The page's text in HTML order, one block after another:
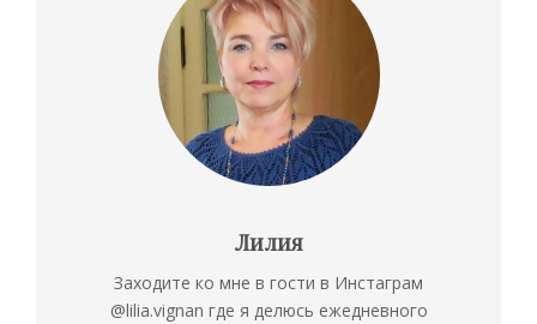
Лилия
Заходите ко мне в гости в Инстаграм
@lilia.vignan где я делюсь ежедневного